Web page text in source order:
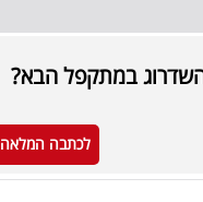
השדרוג במתקפל הבא?
לכתבה המלאה